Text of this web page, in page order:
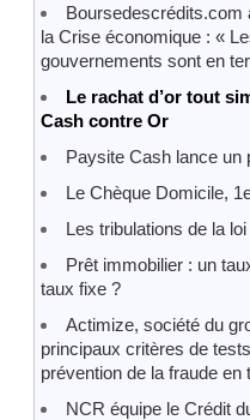
Boursedescrédits.com
la Crise économique : «
gouvernements sont en
Le rachat d’or tout
Cash contre Or
Paysite Cash lance un
Le Chèque Domicile,
Les tribulations de la
Prêt immobilier : un
taux fixe ?
Actimize, société du
principaux critères de
prévention de la fraude en
NCR équipe le Crédit